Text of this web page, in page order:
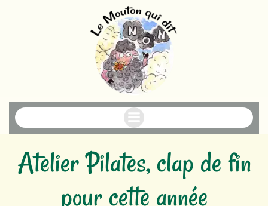
Aller
au
contenu
Atelier Pilates, clap de fin
pour cette année